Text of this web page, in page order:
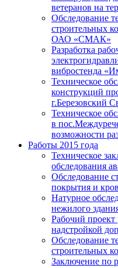
ветеранов на
Обследование
строительных
ОАО «СМАК»
Разработка
вибростенда
Техническое
конструкций
г.Березовский
Техническое
в
возможности
Работы 2015 года
Техническое
обследования
Обследование
покрытия и
Натурное
нежилого
Рабочий проект
надстройкой
Обследование
строительных
Заключение по